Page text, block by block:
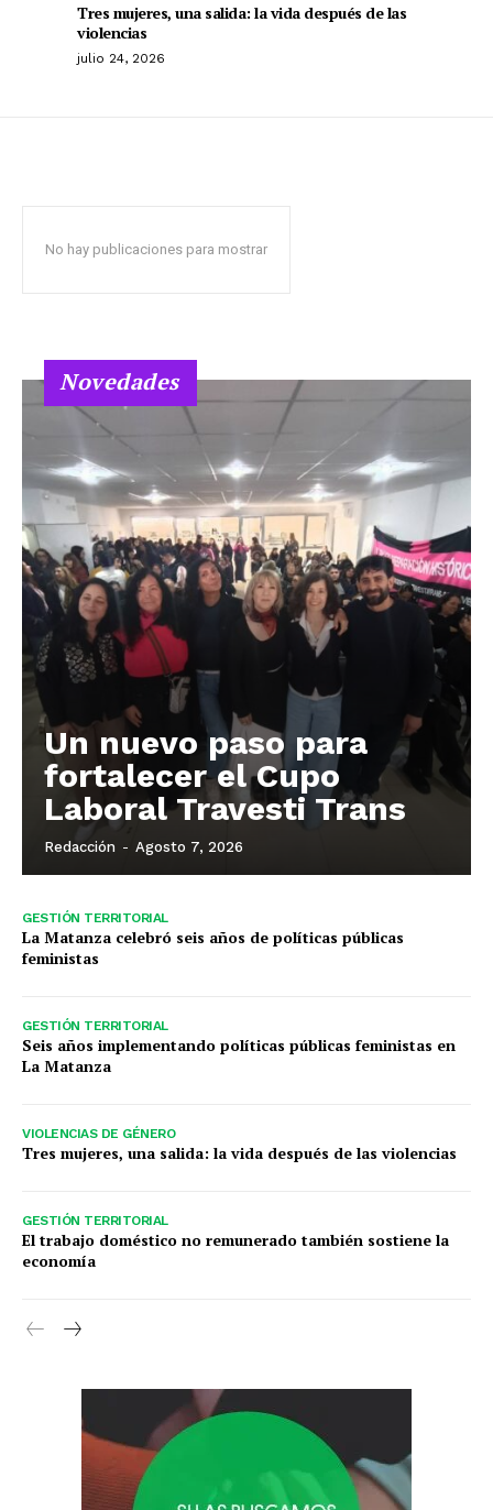
Tres mujeres, una salida: la vida después de las
violencias
julio 24, 2026
No hay publicaciones para mostrar
Novedades
Un nuevo paso para
fortalecer el Cupo
Laboral Travesti Trans
Redacción - Agosto 7, 2026
GESTIÓN TERRITORIAL
La Matanza celebró seis años de políticas públicas
feministas
GESTIÓN TERRITORIAL
Seis años implementando políticas públicas feministas en
La Matanza
VIOLENCIAS DE GÉNERO
Tres mujeres, una salida: la vida después de las violencias
GESTIÓN TERRITORIAL
El trabajo doméstico no remunerado también sostiene la
economía